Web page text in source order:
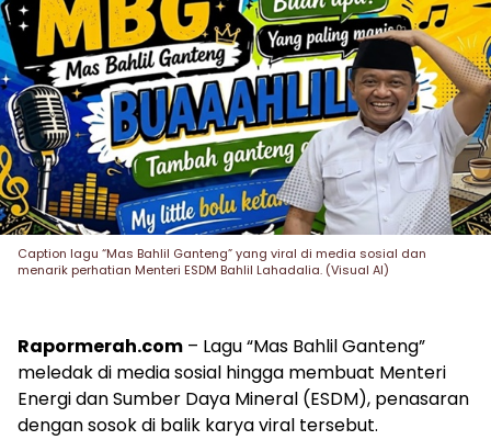
Caption lagu “Mas Bahlil Ganteng” yang viral di media sosial dan
menarik perhatian Menteri ESDM Bahlil Lahadalia. (Visual AI)
Rapormerah.com – Lagu “Mas Bahlil Ganteng”
meledak di media sosial hingga membuat Menteri
Energi dan Sumber Daya Mineral (ESDM), penasaran
dengan sosok di balik karya viral tersebut.